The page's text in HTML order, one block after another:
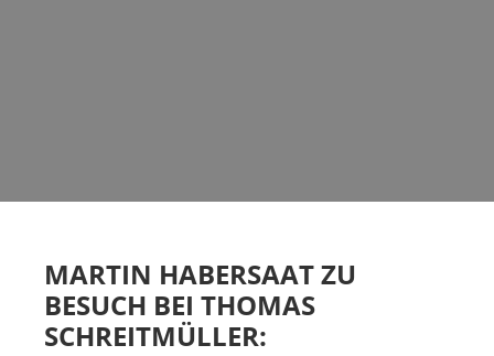
MARTIN HABERSAAT ZU
BESUCH BEI THOMAS
SCHREITMÜLLER: